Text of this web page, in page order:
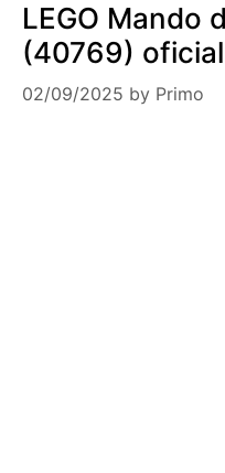
LEGO Mando
(40769)
02/09/2025 by Primo